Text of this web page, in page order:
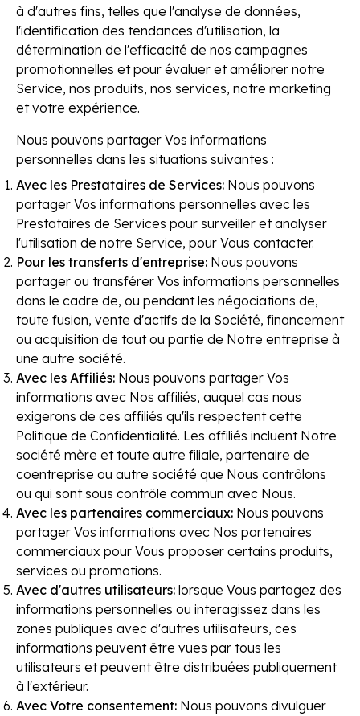
à d'autres fins, telles que l'analyse de données,
l'identification des tendances d'utilisation, la
détermination de l'efficacité de nos campagnes
promotionnelles et pour évaluer et améliorer notre
Service, nos produits, nos services, notre marketing
et votre expérience.
Nous pouvons partager Vos informations
personnelles dans les situations suivantes :
Avec les Prestataires de Services: Nous pouvons
partager Vos informations personnelles avec les
Prestataires de Services pour surveiller et analyser
l'utilisation de notre Service, pour Vous contacter.
Pour les transferts d'entreprise: Nous pouvons
partager ou transférer Vos informations personnelles
dans le cadre de, ou pendant les négociations de,
toute fusion, vente d'actifs de la Société, financement
ou acquisition de tout ou partie de Notre entreprise à
une autre société.
Avec les Affiliés: Nous pouvons partager Vos
informations avec Nos affiliés, auquel cas nous
exigerons de ces affiliés qu'ils respectent cette
Politique de Confidentialité. Les affiliés incluent Notre
société mère et toute autre filiale, partenaire de
coentreprise ou autre société que Nous contrôlons
ou qui sont sous contrôle commun avec Nous.
Avec les partenaires commerciaux: Nous pouvons
partager Vos informations avec Nos partenaires
commerciaux pour Vous proposer certains produits,
services ou promotions.
Avec d'autres utilisateurs: lorsque Vous partagez des
informations personnelles ou interagissez dans les
zones publiques avec d'autres utilisateurs, ces
informations peuvent être vues par tous les
utilisateurs et peuvent être distribuées publiquement
à l'extérieur.
Avec Votre consentement: Nous pouvons divulguer